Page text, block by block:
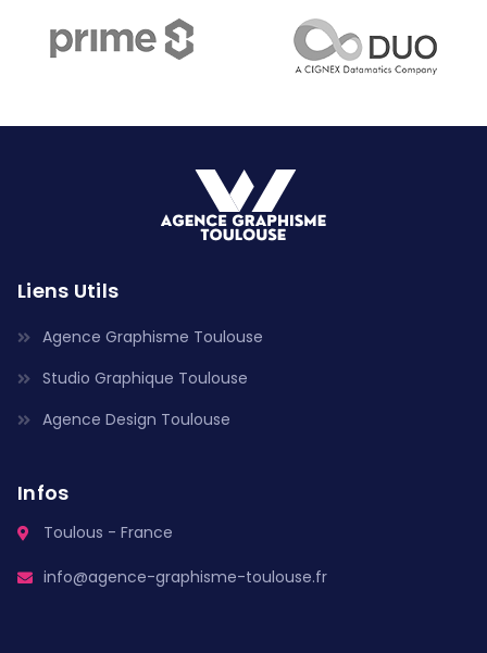
Liens Utils
Agence Graphisme Toulouse
Studio Graphique Toulouse
Agence Design Toulouse
Infos
Toulous - France
info@agence-graphisme-toulouse.fr